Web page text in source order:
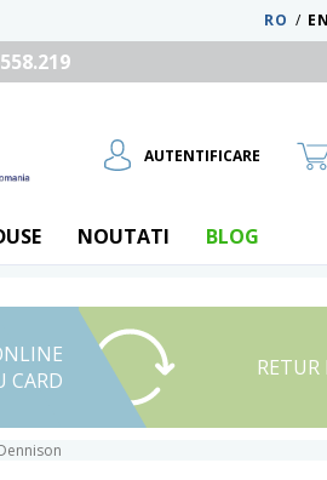
/
RO
AUTENTIFICARE
UTILIZATOR NOU
RECUPEREAZA PAROLA
NOUTATI BLOG
CARD